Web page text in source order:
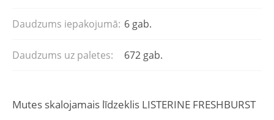
Daudzums iepakojumā: 6 gab.
Daudzums uz paletes: 672 gab.
Mutes skalojamais līdzeklis LISTERINE FRESHBURST